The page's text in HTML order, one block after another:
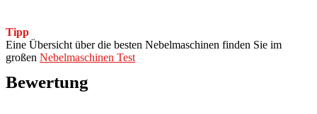
Tipp
Eine Übersicht über die besten Nebelmaschinen finden Sie im
großen Nebelmaschinen Test
Bewertung